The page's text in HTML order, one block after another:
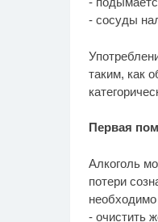
- сосуды
таким, как
Первая
Алкоголь
потери
- очистить